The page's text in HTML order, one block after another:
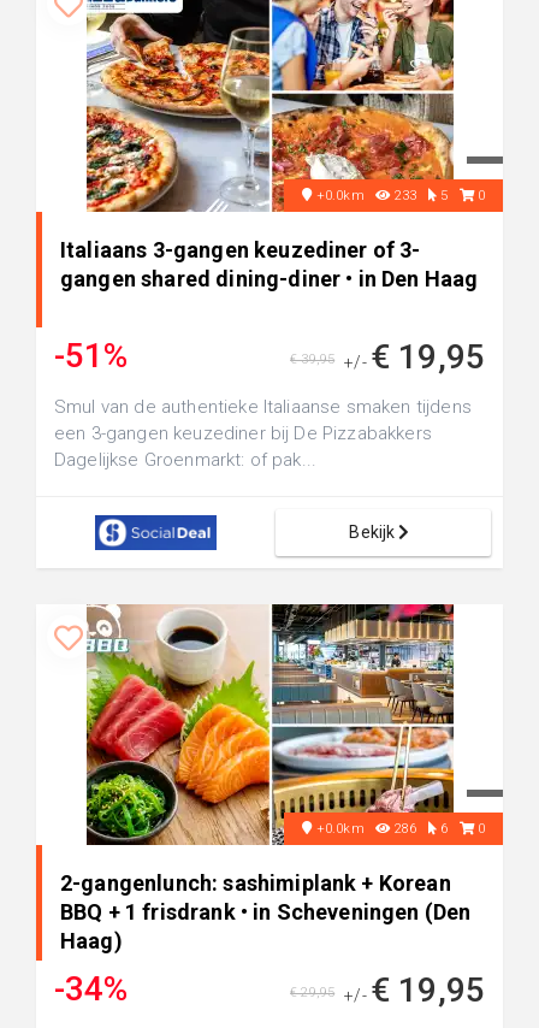
+0.0km 233 5 0
Italiaans 3-gangen keuzediner of 3-
gangen shared dining-diner • in Den Haag
-51% +/- € 19,95
€ 39,95
Smul van de authentieke Italiaanse smaken tijdens
een 3-gangen keuzediner bij De Pizzabakkers
Dagelijkse Groenmarkt: of pak...
Bekijk
+0.0km 286 6 0
2-gangenlunch: sashimiplank + Korean
BBQ + 1 frisdrank • in Scheveningen (Den
Haag)
-34% +/- € 19,95
€ 29,95